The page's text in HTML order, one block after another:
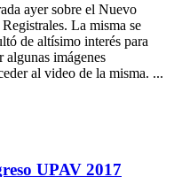
ayer sobre el Nuevo
La misma se
de altísimo interés para
algunas imágenes
al video de la misma. ...
UPAV 2017